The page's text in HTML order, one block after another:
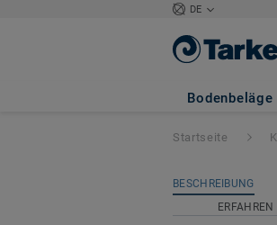
DE
Bodenbeläge
iD
Startseite
BESCHREIBUNG